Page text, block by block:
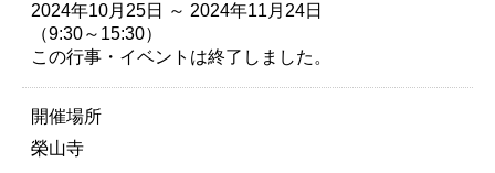
2024年10月25日 ～ 2024年11月24日
（9:30～15:30）
この行事・イベントは終了しました。
開催場所
榮山寺